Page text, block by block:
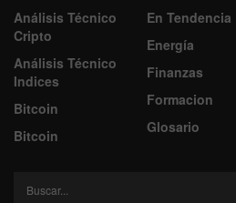
Análisis Técnico
Cripto
Análisis Técnico
Indices
Bitcoin
Bitcoin
En Tendencia
Energía
Finanzas
Formacion
Glosario